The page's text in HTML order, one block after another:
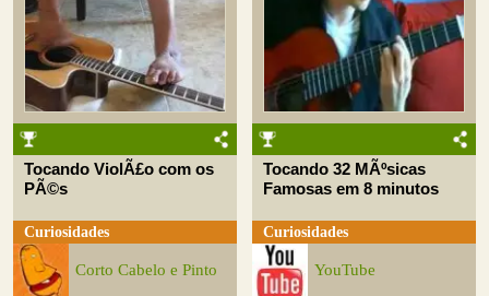
Tocando ViolÃ£o com os
PÃ©s
Curiosidades
Corto Cabelo e Pinto
Tocando 32 MÃºsicas
Famosas em 8 minutos
Curiosidades
YouTube